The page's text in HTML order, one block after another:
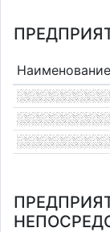
Наименование